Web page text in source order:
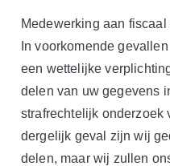
Medewerking aan
In voorkomende
een wettelijke
delen van uw gegevens
strafrechtelijk onderzoek
dergelijk geval zijn wij
delen, maar wij zullen